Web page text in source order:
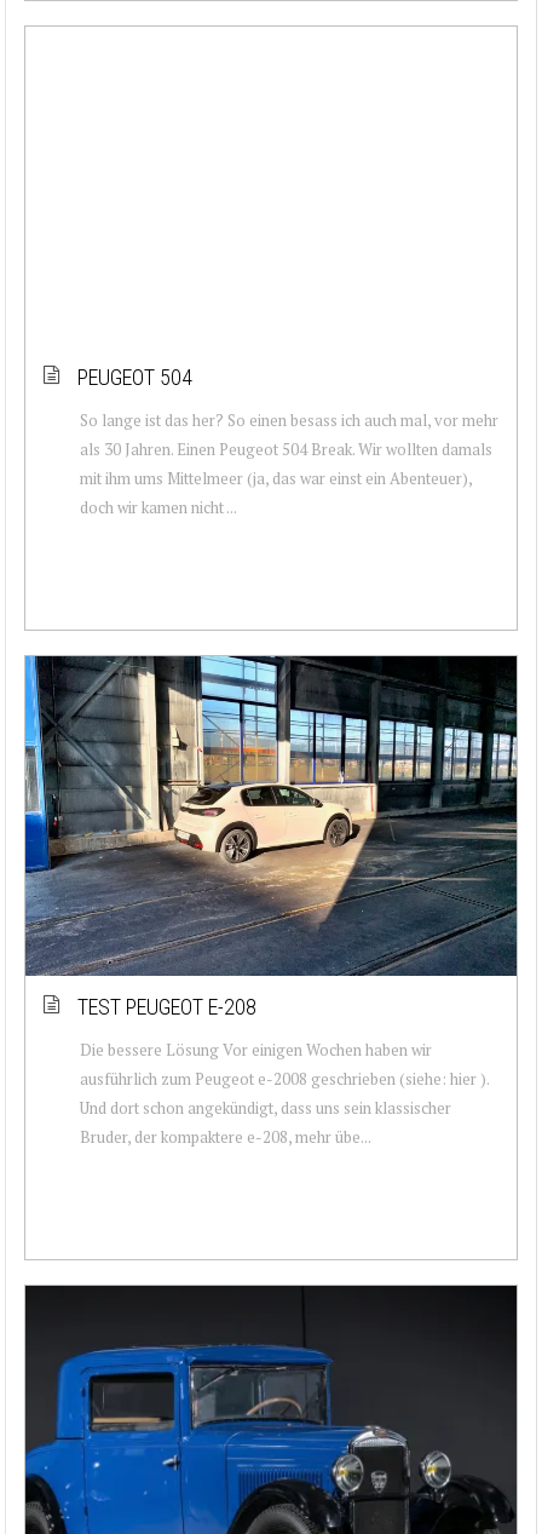
PEUGEOT 504
So lange ist das her? So einen besass ich auch mal, vor mehr
als 30 Jahren. Einen Peugeot 504 Break. Wir wollten damals
mit ihm ums Mittelmeer (ja, das war einst ein Abenteuer),
doch wir kamen nicht ...
TEST PEUGEOT E-208
Die bessere Lösung Vor einigen Wochen haben wir
ausführlich zum Peugeot e-2008 geschrieben (siehe: hier ).
Und dort schon angekündigt, dass uns sein klassischer
Bruder, der kompaktere e-208, mehr übe...